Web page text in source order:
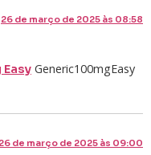
26 de março de 2025 às 08:58
Generic100mgEasy
26 de março de 2025 às 09:00